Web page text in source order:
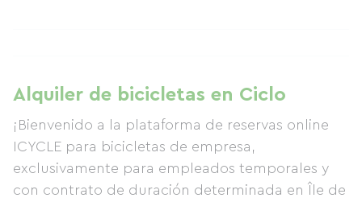
Alquiler de bicicletas en Ciclo
¡Bienvenido a la plataforma de reservas online
ICYCLE para bicicletas de empresa,
exclusivamente para empleados temporales y
con contrato de duración determinada en Île de